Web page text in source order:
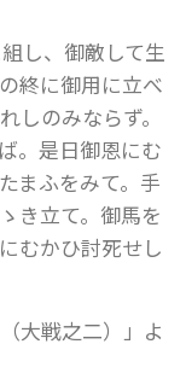
し、御敵して生
終に御用に立べ
しのみならず。
。是日御恩にむ
ふをみて。手
き立て。御馬を
むかひ討死せし
大戦之二）」よ